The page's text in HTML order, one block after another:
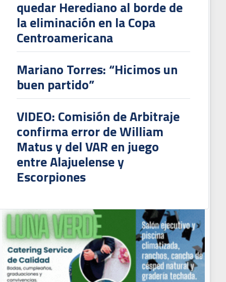
quedar Herediano al borde de
la eliminación en la Copa
Centroamericana
Mariano Torres: “Hicimos un
buen partido”
VIDEO: Comisión de Arbitraje
confirma error de William
Matus y del VAR en juego
entre Alajuelense y
Escorpiones